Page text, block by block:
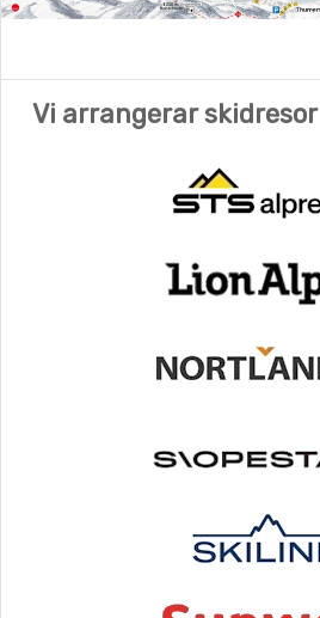
Vi arrangerar